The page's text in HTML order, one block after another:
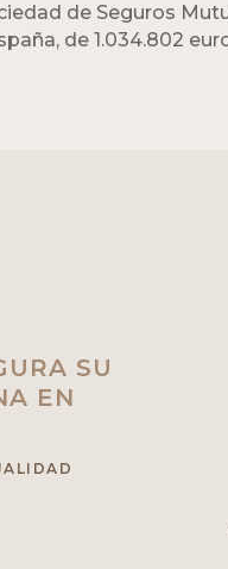
de Seguros
de 1.034.802
SU
EN